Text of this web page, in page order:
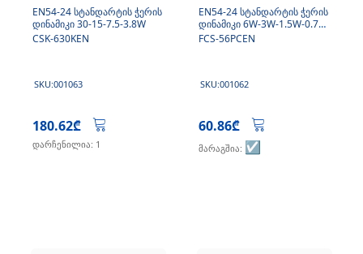
EN54-24 სტანდარტის ჭერის
დინამიკი 30-15-7.5-3.8W
CSK-630KEN
SKU:001063
180.62₾
დარჩენილია: 1
EN54-24 სტანდარტის ჭერის
დინამიკი 6W-3W-1.5W-0.75
W
FCS-56PCEN
SKU:001062
60.86₾
მარაგშია: ☑️